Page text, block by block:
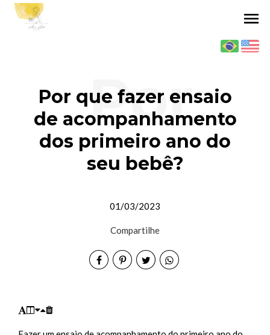
menu
Por que fazer ensaio
de acompanhamento
dos primeiro ano do
seu bebê?
Por
que
fazer
ensai
01/03/2023
Compartilhe